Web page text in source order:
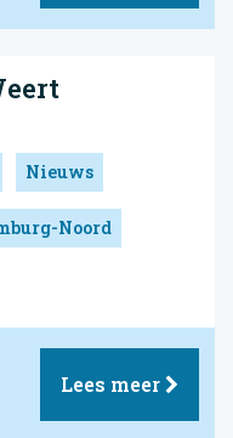
Nieuws
Noord
Lees meer